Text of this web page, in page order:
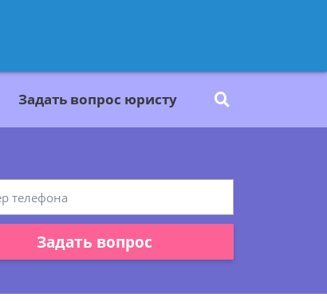
Задать вопрос юристу
Задать вопрос